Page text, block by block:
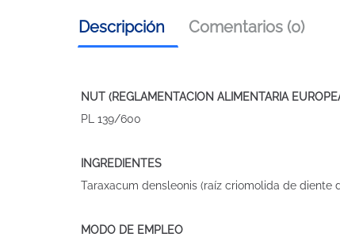
Descripción Comentarios (0)
NUT (REGLAMENTACION ALIMENTARIA
PL 139/600
INGREDIENTES
Taraxacum densleonis (raíz criomolida de diente
MODO DE EMPLEO